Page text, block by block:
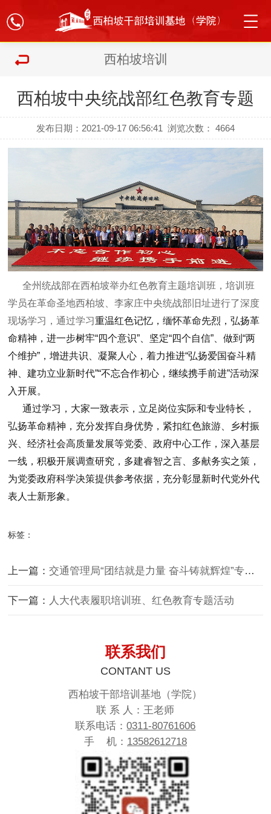
西柏坡培训
西柏坡中央统战部红色教育专题
发布日期：2021-09-17 06:56:41 浏览次数： 4664
全州统战部在西柏坡举办红色教育主题培训班，培训班
学员在革命圣地西柏坡、李家庄中央统战部旧址进行了深度
现场学习，通过学习重温红色记忆，缅怀革命先烈，弘扬革
命精神，进一步树牢“四个意识”、坚定“四个自信”、做到“两
个维护”，增进共识、凝聚人心，着力推进“弘扬爱国奋斗精
神、建功立业新时代”“不忘合作初心，继续携手前进”活动深
入开展。
通过学习，大家一致表示，立足岗位实际和专业特长，
弘扬革命精神，充分发挥自身优势，紧扣红色旅游、乡村振
兴、经济社会高质量发展等党委、政府中心工作，深入基层
一线，积极开展调查研究，多建睿智之言、多献务实之策，
为党委政府科学决策提供参考依据，充分彰显新时代党外代
表人士新形象。
标签：
上一篇：交通管理局“团结就是力量 奋斗铸就辉煌”专题活动
下一篇： 人大代表履职培训班、红色教育专题活动
联系我们
CONTANT US
西柏坡干部培训基地（学院）
联 系 人：王老师
联系电话：0311-80761606
手 机： 13582612718